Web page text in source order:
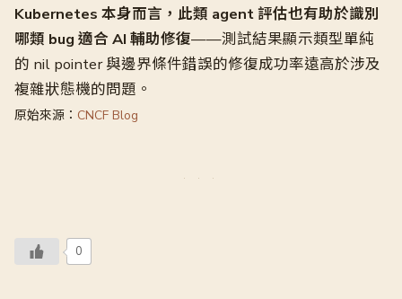
Kubernetes 本身而言，此類 agent 評估也有助於識別
哪類 bug 適合 AI 輔助修復——測試結果顯示類型單純
的 nil pointer 與邊界條件錯誤的修復成功率遠高於涉及
複雜狀態機的問題。
原始來源： CNCF Blog
0